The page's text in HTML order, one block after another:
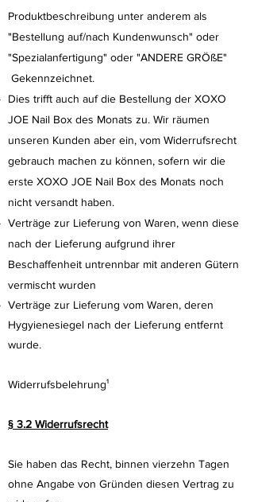
Produktbeschreibung unter anderem als
"Bestellung auf/nach Kundenwunsch" oder
"Spezialanfertigung" oder "ANDERE GRÖßE"
Gekennzeichnet.
Dies trifft auch auf die Bestellung der XOXO
JOE Nail Box des Monats zu. Wir räumen
unseren Kunden aber ein, vom Widerrufsrecht
gebrauch machen zu können, sofern wir die
erste XOXO JOE Nail Box des Monats noch
nicht versandt haben.
Verträge zur Lieferung von Waren, wenn diese
nach der Lieferung aufgrund ihrer
Beschaffenheit untrennbar mit anderen Gütern
vermischt wurden
Verträge zur Lieferung vom Waren, deren
Hygyienesiegel nach der Lieferung entfernt
wurde.
Widerrufsbelehrung¹
§ 3.2 Widerrufsrecht
Sie haben das Recht, binnen vierzehn Tagen
ohne Angabe von Gründen diesen Vertrag zu